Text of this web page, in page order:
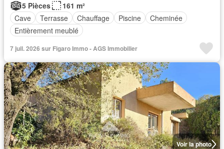
5 Pièces
161 m²
Cave
Terrasse Chauffage Piscine
Cheminée
Entièrement meublé
7 juil. 2026 sur Figaro Immo - AGS Immobilier
Voir la photo